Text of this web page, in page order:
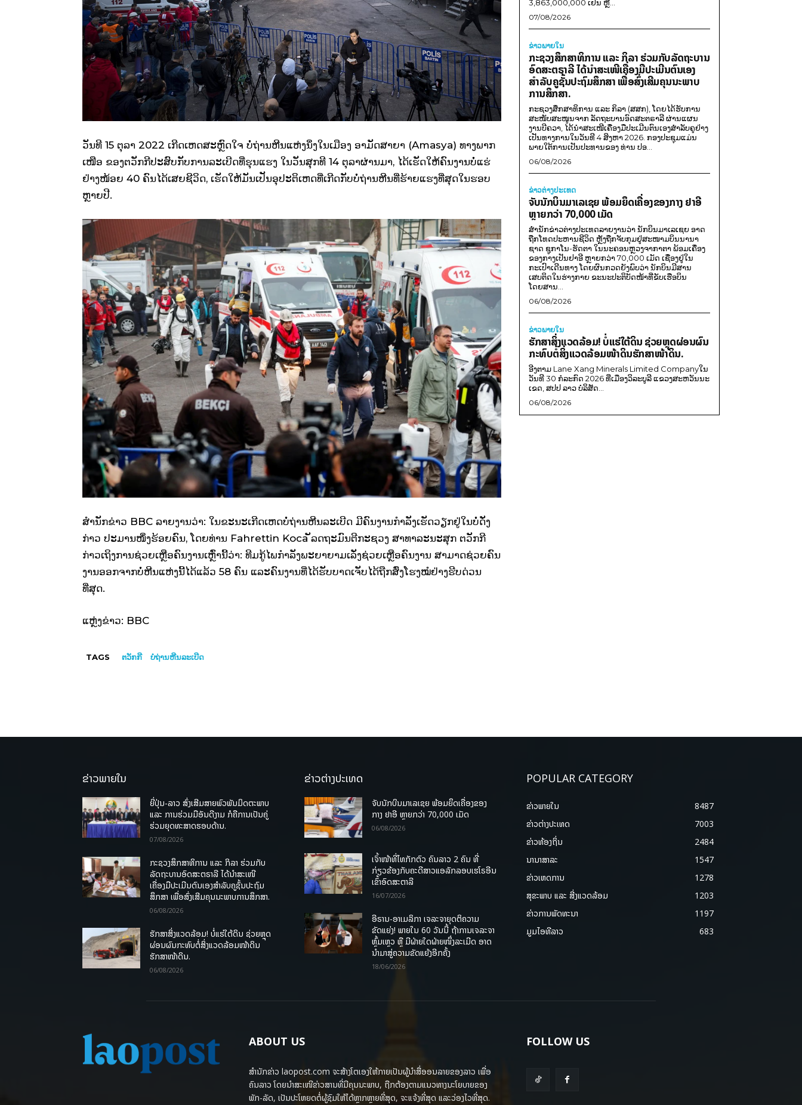
ວັນທີ 15 ຕຸລາ 2022 ເກີດເຫດສະຫຼົດໃຈ ບໍ່ຖ່ານຫີນແຫ່ງນຶ່ງໃນເມືອງ ອາມັດສາຍາ (Amasya) ທາງພາກ
ເໜືອ ຂອງຕວັກກີປະສົບ​ກັບ​ການ​ລະ​ເບີດ​ທີ່​ຮຸນ​ແຮງ ​ໃນ​ວັນ​ສຸກ​ທີ 14 ຕຸລາ​ຜ່ານ​ມາ​, ໄດ້​ເຮັດ​ໃຫ້​ຄົນ​ງານ​ບໍ່​ແຮ່
ຢ່າງ​ໜ້ອຍ 40 ຄົນ​ໄດ້​ເສຍ​ຊີວິດ, ​ເຮັດ​ໃຫ້​ມັນ​ເປັນ​ອຸປະຕິ​ເຫດ​ທີ່ເກີດກັບບໍ່ຖ່ານຫີນ​ທີ່​ຮ້າຍ​ແຮງ​ທີ່​ສຸດ​ໃນຮອບ​
ຫຼາຍ​ປີ​.
ສຳນັກຂ່າວ BBC ລາຍງານວ່າ: ໃນຂະນະເກີດເຫດບໍ່ຖ່ານຫີນລະເບີດ ມີຄົນງານກຳລັງເຮັດວຽກຢູ່ໃນບໍ່ດັ່ງ
ກ່າວ ປະມານໜຶ່ງຮ້ອຍຄົນ, ໂດຍທ່ານ Fahrettin Koca ັລດຖະມົນຕີກະຊວງ ສາທາລະນະສຸກ ຕວັກກີ
ກ່າວເຖິງການຊ່ວຍເຫຼືອຄົນງານເຫຼົ່ານີ້ວ່າ: ທີມກູ້ໄພກຳລັງພະຍາຍາມເລັ່ງຊ່ວຍເຫຼືອຄົນງານ ສາມາດຊ່ວຍຄົນ
ງານອອກຈາກບໍ່ຫີນແຫ່ງນີ້ໄດ້ແລ້ວ 58 ຄົນ ແລະຄົນງານທີ່ໄດ້ຮັບບາດເຈັບໄດ້ຖືກສົ່ງໂຮງໝໍຢ່າງຮີບດ່ວນ
ທີ່ສຸດ.
ແຫຼ່ງຂ່າວ: BBC
TAGS ຕວັກກີ ບໍ່ຖ່ານຫີນລະເບີດ
3,863,000,000 ເຢນ ຫຼື...
07/08/2026
ຂ່າວພາຍ​ໃນ
ກະຊວງສຶກສາທິການ ແລະ ກິລາ ຮ່ວມກັບລັດຖະບານ
ອົດສະຕຣາລີ ໄດ້ນຳສະເໜີເຄື່ອງມືປະເມີນຕົນເອງ
ສຳລັບຄູຊັ້ນປະຖົມສຶກສາ ເພື່ອສົ່ງເສີມຄຸນນະພາບ
ການສຶກສາ.
ກະຊວງສຶກສາທິການ ແລະ ກິລາ (ສສກ), ໂດຍໄດ້ຮັບການ
ສະໜັບສະໜູນຈາກ ລັດຖະບານອົດສະຕຣາລີ ຜ່ານແຜນ
ງານບີຄວາ, ໄດ້ນຳສະເໜີເຄື່ອງມືປະເມີນຕົນເອງສຳລັບຄູຢ່າງ
ເປັນທາງການໃນວັນທີ 4 ສິງຫາ 2026. ກອງປະຊຸມແມ່ນ
ພາຍໃຕ້ການເປັນປະທານຂອງ ທ່ານ ປອ...
06/08/2026
ຂ່າວຕ່າງປະເທດ
ຈັບນັກບິນມາເລເຊຍ ພ້ອມຍຶດເຄື່ອງຂອງກາງ ຢາອີ
ຫຼາຍກວ່າ 70,000 ເມັດ
ສຳນັກຂ່າວຕ່າງປະເທດລາຍງານວ່າ ນັກບິນມາເລເຊຍ ອາດ
ຖືກໂທດປະຫານຊີວິດ ຫຼັງຖືກຈັບກຸມຢູ່ສະໜາມບິນນານາ
ຊາດ ຊູກາໂນ-ຮັດຕາ ໃນນະຄອນຫຼວງຈາກາຕາ ພ້ອມເຄື່ອງ
ຂອງກາງເປັນຢາອີ ຫຼາຍກວ່າ 70,000 ເມັດ ເຊື່ອງຢູ່ໃນ
ກະເປົາເດີນທາງ ໂດຍຜົນກວດຍັງພົບວ່າ ນັກບິນມີສານ
ເສບຕິດໃນຮ່າງກາຍ ຂະນະປະຕິບັດໜ້າທີ່ຂັບເຮືອບິນ
ໂດຍສານ...
06/08/2026
ຂ່າວພາຍ​ໃນ
ຮັກສາສິ່ງແວດລ້ອມ! ບໍ່ແຮ່ໃຕ້ດິນ ຊ່ວຍຫຼຸດຜ່ອນຜົນ
ກະທົບຕໍ່ສິ່ງແວດລ້ອມໜ້າດິນຮັກສາໜ້າດິນ.
ອີງຕາມ Lane Xang Minerals Limited Companyໃນ
ວັນທີ 30 ກໍລະກົດ 2026 ທີ່ເມືອງວິລະບູລີ ແຂວງສະຫວັນນະ
ເຂດ, ສປປ ລາວ ບໍລິສັດ...
06/08/2026
ຂ່າວພາຍໃນ
ຍີ່ປຸ່ນ-ລາວ ສົ່ງເສີມສາຍພົວພັນມິດຕະພາບ
ແລະ ການຮ່ວມມືອັນດີງາມ ກໍຄືການເປັນຄູ່
ຮ່ວມຍຸດທະສາດຮອບດ້ານ.
07/08/2026
ກະຊວງສຶກສາທິການ ແລະ ກິລາ ຮ່ວມກັບ
ລັດຖະບານອົດສະຕຣາລີ ໄດ້ນຳສະເໜີ
ເຄື່ອງມືປະເມີນຕົນເອງສຳລັບຄູຊັ້ນປະຖົມ
ສຶກສາ ເພື່ອສົ່ງເສີມຄຸນນະພາບການສຶກສາ.
06/08/2026
ຮັກສາສິ່ງແວດລ້ອມ! ບໍ່ແຮ່ໃຕ້ດິນ ຊ່ວຍຫຼຸດ
ຜ່ອນຜົນກະທົບຕໍ່ສິ່ງແວດລ້ອມໜ້າດິນ
ຮັກສາໜ້າດິນ.
06/08/2026
ຂ່າວຕ່າງປະເທດ
ຈັບນັກບິນມາເລເຊຍ ພ້ອມຍຶດເຄື່ອງຂອງ
ກາງ ຢາອີ ຫຼາຍກວ່າ 70,000 ເມັດ
06/08/2026
ເຈົ້າໜ້າທີ່ໄທກັກຕົວ ຄົນລາວ 2 ຄົນ ທີ່
ກ່ຽວຂ້ອງກັບຄະດີສາວແອລັກລອບເຮໂຣອີນ
ເຂົ້າອົດສະຕາລີ
16/07/2026
ອີຣານ-ອາເມລິກາ ເຈລະຈາຍຸດຕິຄວາມ
ຂັດແຍ່ງ! ພາຍໃນ 60 ວັນນີ້ ຖ້າການເຈລະຈາ
ຫຼົ້ມເຫຼວ ຫຼື ມີຝ່າຍໃດຝ່າຍໜຶ່ງລະເມີດ ອາດ
ນໍາມາສູ່ຄວາມຂັດແຍ້ງອີກຄັ້ງ
18/06/2026
POPULAR CATEGORY
ຂ່າວພາຍ​ໃນ
8487
ຂ່າວຕ່າງປະເທດ
7003
ຂ່າວທ້ອງຖິ່ນ
2484
ນານາສາລະ
1547
ຂ່າວເຫດການ
1278
ສຸຂະພາບ ແລະ ສີ່ງແວດລ້ອມ
1203
ຂ່າວການພັດທະນາ
1197
ມູມໄອທີລາວ
683
ABOUT US
ສຳນັກຂ່າວ laopost.com ຈະສ້າງໂຕເອງໃຫ້ກາຍເປັນຜູ້ນຳສື່ອອນລາຍຂອງລາວ ເພື່ອ
ຄົນລາວ ໂດຍນຳສະເໜີຂ່າວສານທີ່ມີຄຸນນະພາບ, ຖືກຕ້ອງຕາມແນວທາງນະໂຍບາຍຂອງ
ພັກ-ລັດ, ເປັນປະໂຫຍດຕໍ່ຜູ້ຊົມໃຫ້ໄດ້ຫຼາກຫຼາຍທີ່ສຸດ, ຈະແຈ້ງທີ່ສຸດ ແລະວ່ອງໄວທີ່ສຸດ.
FOLLOW US